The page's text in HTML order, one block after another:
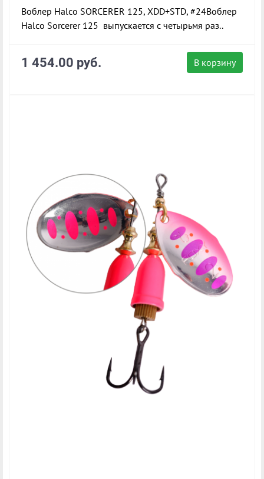
Воблер Halco SORCERER 125, XDD+STD, #24Воблер
Halco Sorcerer 125 выпускается с четырьмя раз..
В корзину
1 454.00 руб.